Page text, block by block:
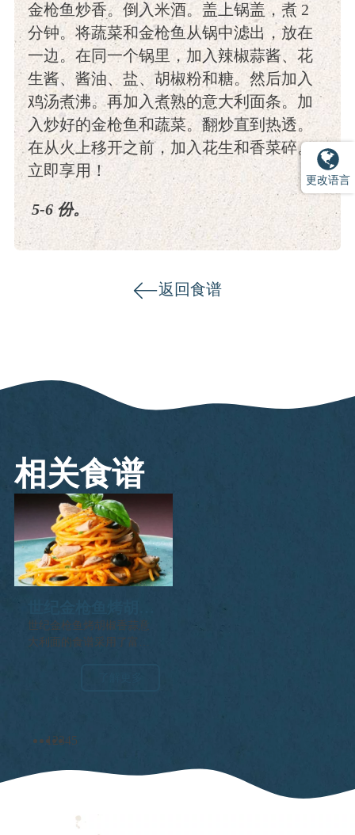
金枪鱼炒香。倒入米酒。盖上锅盖，煮 2
分钟。将蔬菜和金枪鱼从锅中滤出，放在
一边。在同一个锅里，加入辣椒蒜酱、花
生酱、酱油、盐、胡椒粉和糖。然后加入
鸡汤煮沸。再加入煮熟的意大利面条。加
入炒好的金枪鱼和蔬菜。翻炒直到热透。
在从火上移开之前，加入花生和香菜碎。
立即享用！
5-6 份。
返回食谱
相关食谱
香蒜酱意大利面
世纪金枪鱼烤胡椒香蒜意
大利面的食谱采用了富有
勒一起搅拌入煮熟的意大
的意面菜肴，最后撒上少
12345
更改语言